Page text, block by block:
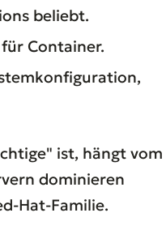
beliebt.
Container.
ist, hängt vom
dominieren
Hat-Familie.